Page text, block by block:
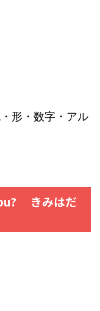
形・数字・アル
きみはだ